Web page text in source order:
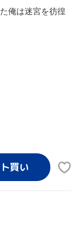
俺は迷宮を彷徨